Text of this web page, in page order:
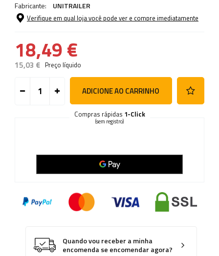
Fabricante: UNITRAILER
Verifique em qual loja você pode ver e compre imediatamente
18,49 €
15,03 € Preço líquido
ADICIONE AO CARRINHO
Compras rápidas 1-Click
(sem registro)
Quando vou receber a minha
encomenda se encomendar agora?